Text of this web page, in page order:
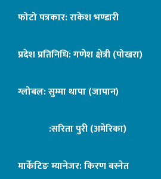
फोटो पत्रकार: राकेश भण्डारी
प्रदेश प्रतिनिधि: गणेश क्षेत्री (पोखरा)
ग्लोबल: सुम्मा थापा (जापान)
:सरिता पुरी (अमेरिका)
मार्केटिङ म्यानेजर: किरण बस्नेत